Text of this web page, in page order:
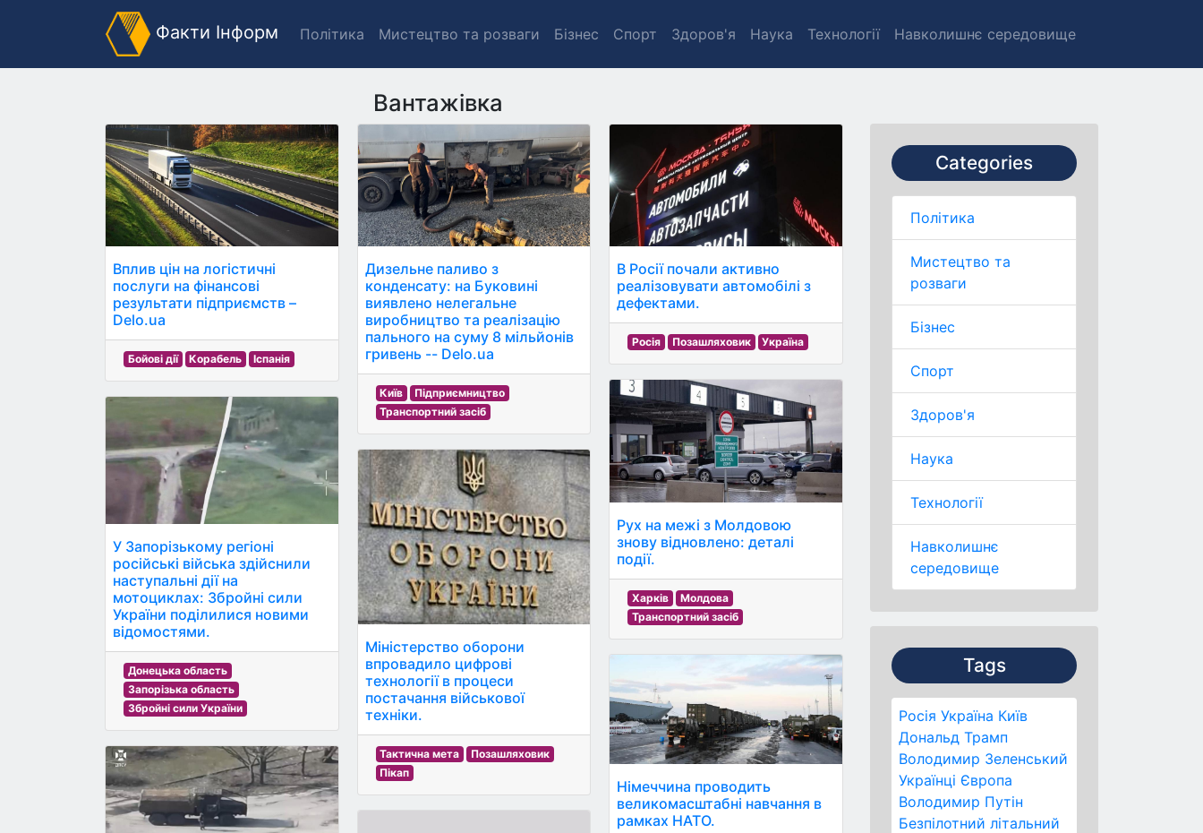
Факти Інформ Політика Мистецтво та розваги Бізнес Спорт Здоров'я Наука Технології Навколишнє середовище
Вантажівка
Categories
Політика
Мистецтво та
розваги
Бізнес
Спорт
Здоров'я
Наука
Технології
Навколишнє
середовище
Tags
Росія Україна Київ
Дональд Трамп
Володимир Зеленський
Українці Європа
Володимир Путін
Безпілотний літальний
Вплив цін на логістичні
послуги на фінансові
результати підприємств –
Delo.ua
Бойові дії Корабель Іспанія
У Запорізькому регіоні
російські війська здійснили
наступальні дії на
мотоциклах: Збройні сили
України поділилися новими
відомостями.
Донецька область
Запорізька область
Збройні сили України
Дизельне паливо з
конденсату: на Буковині
виявлено нелегальне
виробництво та реалізацію
пального на суму 8 мільйонів
гривень -- Delo.ua
Київ
Підприємництво
Транспортний засіб
Міністерство оборони
впровадило цифрові
технології в процеси
постачання військової
техніки.
Тактична мета
Позашляховик
Пікап
В Росії почали активно
реалізовувати автомобілі з
дефектами.
Росія Позашляховик Україна
Рух на межі з Молдовою
знову відновлено: деталі
події.
Харків
Молдова
Транспортний засіб
Німеччина проводить
великомасштабні навчання в
рамках НАТО.